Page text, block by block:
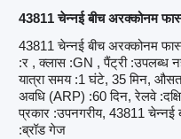
43811 चेन्नई बीच अरक्कोनम
43811 चेन्नई बीच अरक्कोनम
:र , क्लास :GN , पैंट्री :उपलब्ध
यात्रा समय :1 घंटे, 35 मिन,
अवधि (ARP) :60 दिन, रेलवे
प्रकार :उपनगरीय, 43811
:ब्रॉड गेज